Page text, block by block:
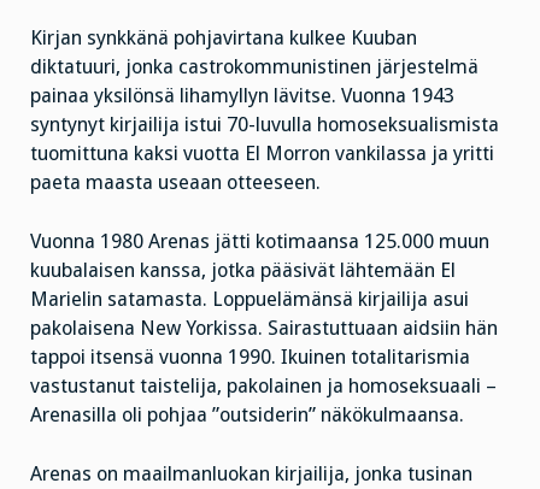
Kirjan synkkänä pohjavirtana kulkee Kuuban
diktatuuri, jonka castrokommunistinen järjestelmä
painaa yksilönsä lihamyllyn lävitse. Vuonna 1943
syntynyt kirjailija istui 70-luvulla homoseksualismista
tuomittuna kaksi vuotta El Morron vankilassa ja yritti
paeta maasta useaan otteeseen.
Vuonna 1980 Arenas jätti kotimaansa 125.000 muun
kuubalaisen kanssa, jotka pääsivät lähtemään El
Marielin satamasta. Loppuelämänsä kirjailija asui
pakolaisena New Yorkissa. Sairastuttuaan aidsiin hän
tappoi itsensä vuonna 1990. Ikuinen totalitarismia
vastustanut taistelija, pakolainen ja homoseksuaali –
Arenasilla oli pohjaa ”outsiderin” näkökulmaansa.
Arenas on maailmanluokan kirjailija, jonka tusinan